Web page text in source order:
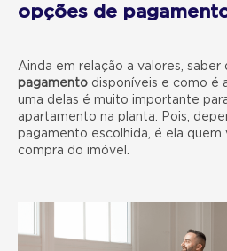
opções de
Ainda em relação a valores, saber
pagamento disponíveis e como é
uma delas é muito importante
apartamento na planta. Pois,
pagamento escolhida, é ela quem
compra do imóvel.